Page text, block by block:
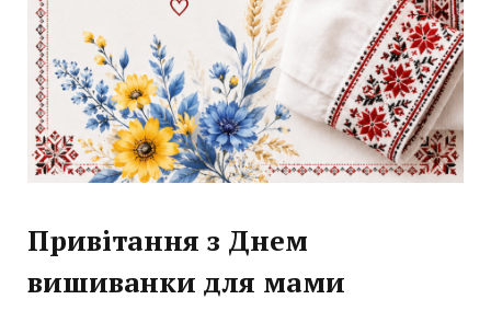
Привітання з Днем
вишиванки для мами